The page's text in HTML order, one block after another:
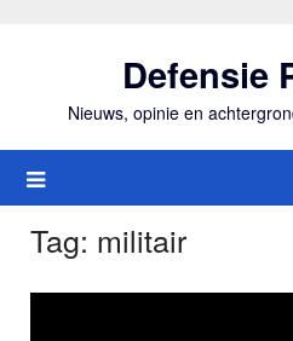
Defensie
Nieuws, opinie en
Tag: militair